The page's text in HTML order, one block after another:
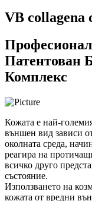
VB collagena
Патентован
Комплекс
Кожата е най-
външен вид зависи
околната среда,
реагира на
всичко друго
състояние.
Използването на
кожата от вредни